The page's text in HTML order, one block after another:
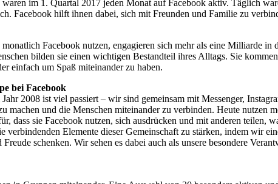
im 1. Quartal 2017 jeden Monat auf Facebook aktiv. Täglich
Facebook hilft ihnen dabei, sich mit Freunden und Familie zu
Facebook nutzen, engagieren sich mehr als eine Milliarde
bilden sie einen wichtigen Bestandteil ihres Alltags. Sie
einfach um Spaß miteinander zu haben.
bei Facebook
2008 ist viel passiert – wir sind gemeinsam mit Messenger,
machen und die Menschen miteinander zu verbinden. Heute
dass sie Facebook nutzen, sich ausdrücken und mit anderen teilen,
Elemente dieser Gemeinschaft zu stärken, indem wir
schenken. Wir sehen es dabei auch als unsere besondere